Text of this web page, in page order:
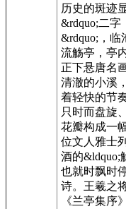
历史的斑迹
&rdquo;二字
&rdquo;，临
流觞亭，亭
正下悬唐名
清澈的小溪
着轻快的节
只时而盘旋
花瓣构成一
位文人雅士
酒的&ldquo;
也就时飘时
诗。王羲之
《兰亭集序